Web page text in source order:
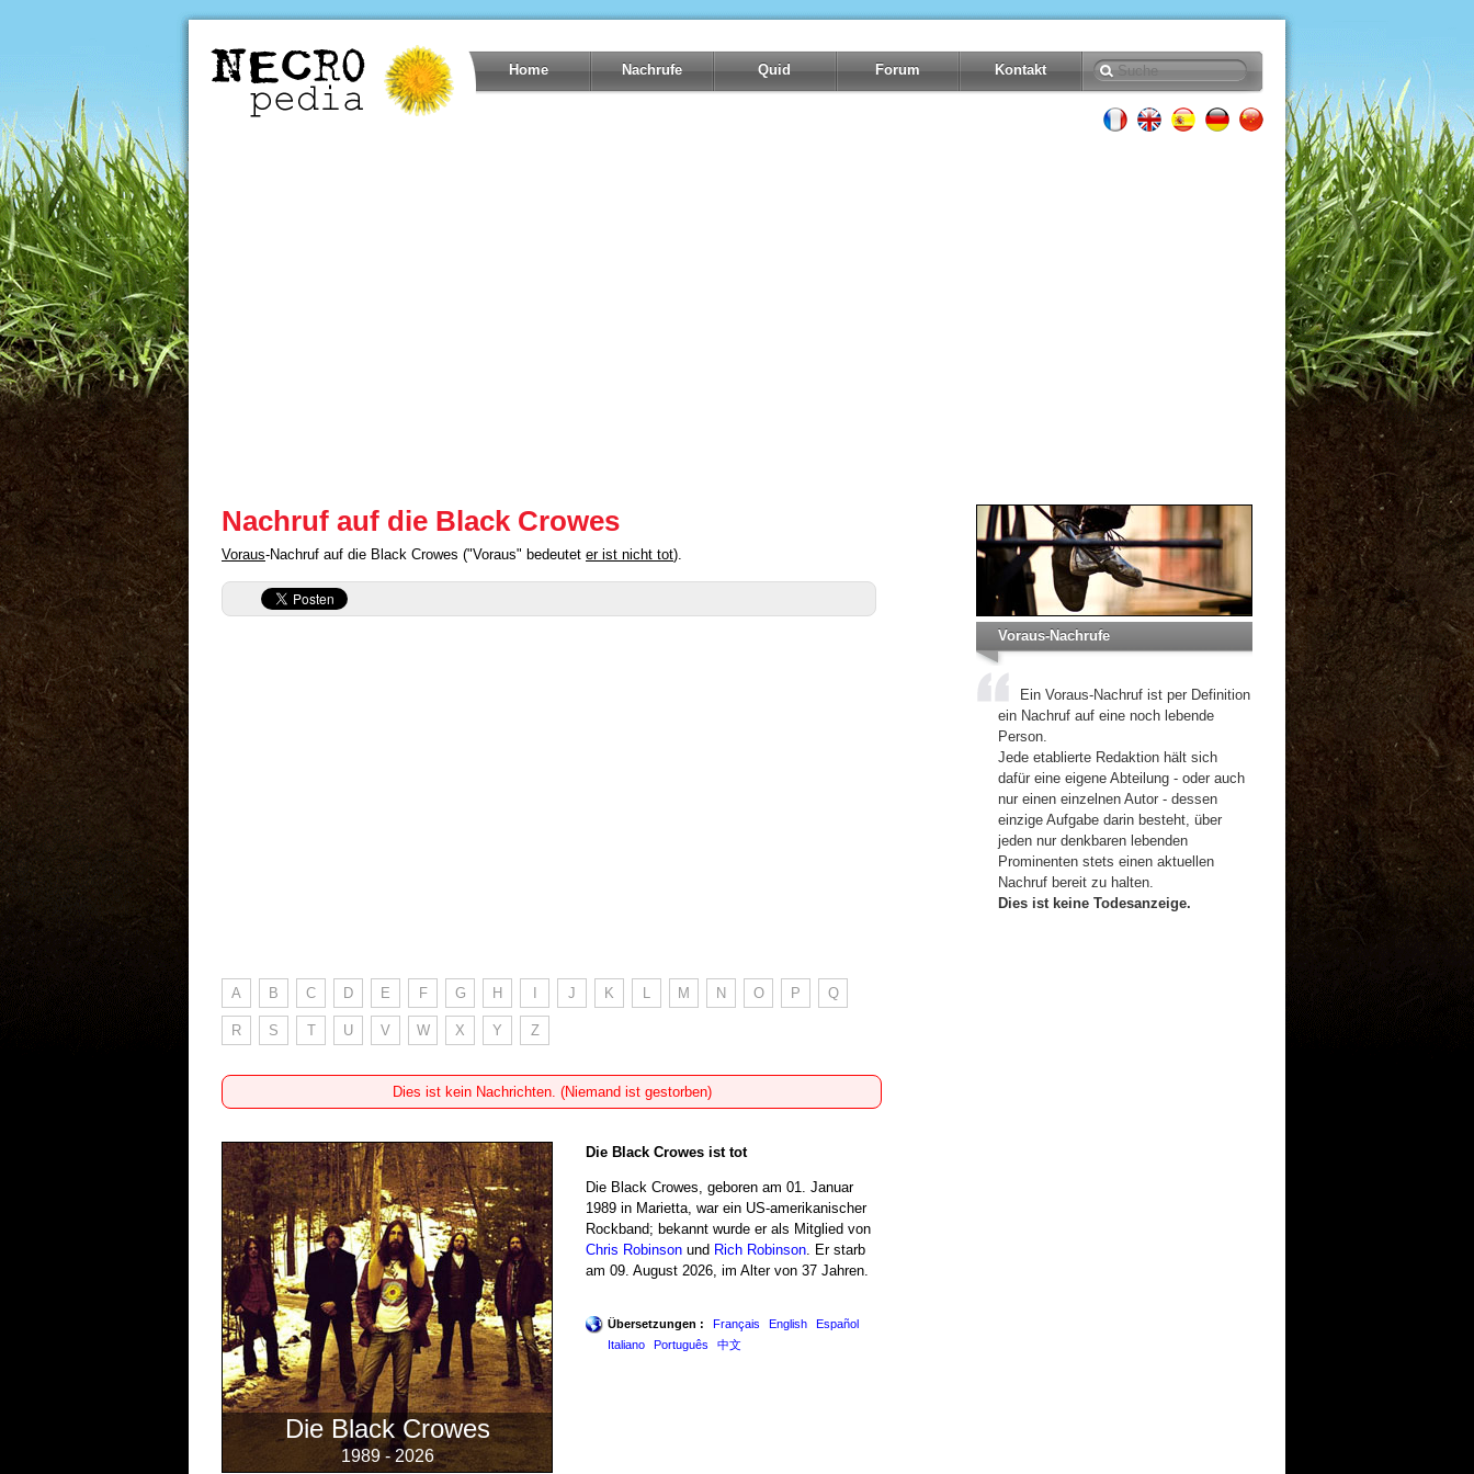
Home Nachrufe Quid Forum Kontakt
Nachruf auf die Black Crowes
Voraus-Nachruf auf die Black Crowes ("Voraus" bedeutet er ist nicht tot).
A B C D E F G H J K L M N O P Q
R S T U V W X Y Z
Dies ist kein Nachrichten. (Niemand ist gestorben)
Die Black Crowes
1989 - 2026
Die Black Crowes ist tot
Die Black Crowes, geboren am 01. Januar
1989 in Marietta, war ein US-amerikanischer
Rockband; bekannt wurde er als Mitglied von
Chris Robinson und Rich Robinson . Er starb
am 09. August 2026, im Alter von 37 Jahren.
Übersetzungen : Français English
Español
Italiano
Português 中文
Voraus-Nachrufe
Ein Voraus-Nachruf ist per Definition
ein Nachruf auf eine noch lebende
Person.
Jede etablierte Redaktion hält sich
dafür eine eigene Abteilung - oder auch
nur einen einzelnen Autor - dessen
einzige Aufgabe darin besteht, über
jeden nur denkbaren lebenden
Prominenten stets einen aktuellen
Nachruf bereit zu halten.
Dies ist keine Todesanzeige.